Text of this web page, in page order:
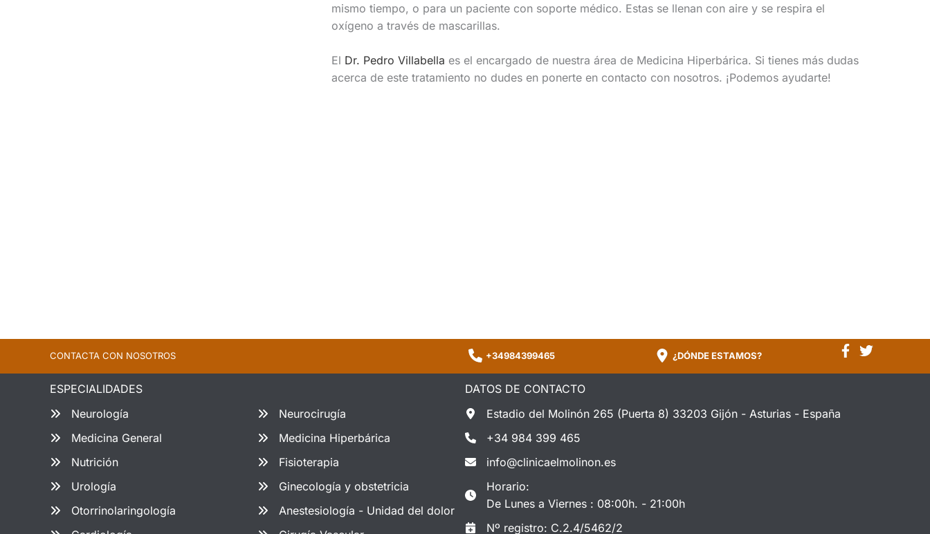
mismo tiempo, o para un paciente con soporte médico. Estas se llenan con aire y se respira el
oxígeno a través de mascarillas.
El Dr. Pedro Villabella es el encargado de nuestra área de Medicina Hiperbárica. Si tienes más dudas
acerca de este tratamiento no dudes en ponerte en contacto con nosotros. ¡Podemos ayudarte!
CONTACTA CON NOSOTROS +34984399465 ¿DÓNDE ESTAMOS?
ESPECIALIDADES
DATOS DE CONTACTO
Neurología
Medicina General
Nutrición
Urología
Otorrinolaringología
Neurocirugía
Medicina Hiperbárica
Fisioterapia
Ginecología y obstetricia
Anestesiología - Unidad del dolor
Estadio del Molinón 265 (Puerta 8) 33203 Gijón - Asturias - España
+34 984 399 465
info@clinicaelmolinon.es
Horario:
De Lunes a Viernes : 08:00h. - 21:00h
Nº registro: C.2.4/5462/2